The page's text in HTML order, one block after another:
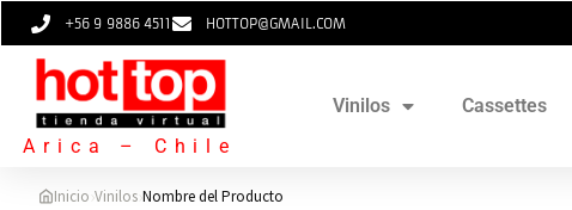
+56 9 9886 4511 HOTTOP@GMAIL.COM
Arica – Chile
Vinilos Cassettes
Inicio›Vinilos›Nombre del Producto